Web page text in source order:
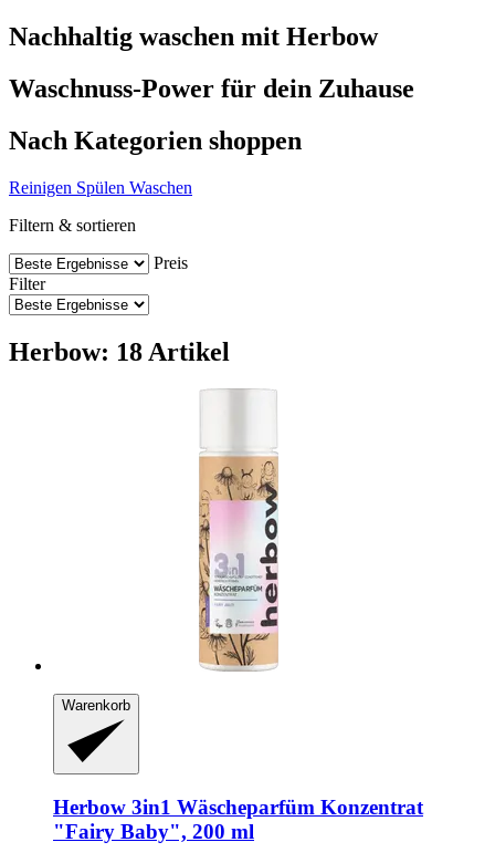
Nachhaltig waschen mit Herbow
Waschnuss-Power für dein Zuhause
Nach Kategorien shoppen
Reinigen Spülen Waschen
Filtern & sortieren
Preis
Filter
Herbow: 18 Artikel
Warenkorb
Herbow 3in1 Wäscheparfüm Konzentrat
"Fairy Baby", 200 ml